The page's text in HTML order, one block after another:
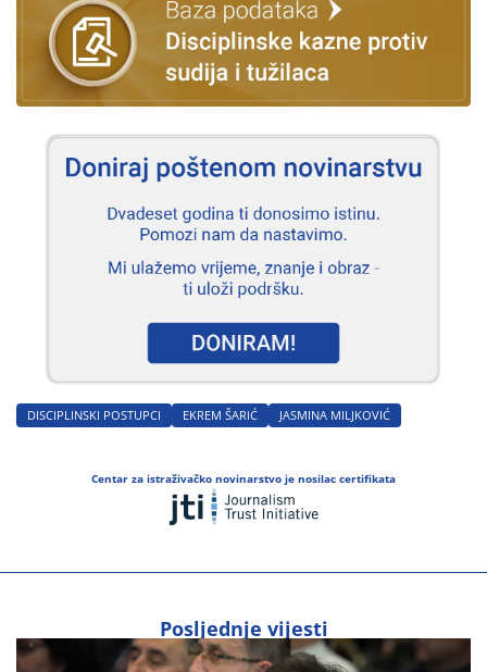
DISCIPLINSKI POSTUPCI EKREM ŠARIĆ JASMINA MILJKOVIĆ
Centar za istraživačko novinarstvo je nosilac certifikata
Posljednje vijesti